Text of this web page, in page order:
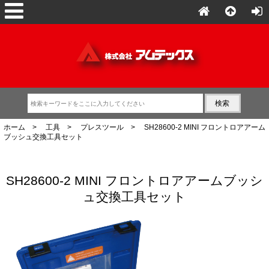
ホーム > 工具> プレスツール> SH28600-2 MINI フロントロアアーム
ブッシュ交換工具セット
SH28600-2 MINI フロントロアアームブッシ
ュ交換工具セット